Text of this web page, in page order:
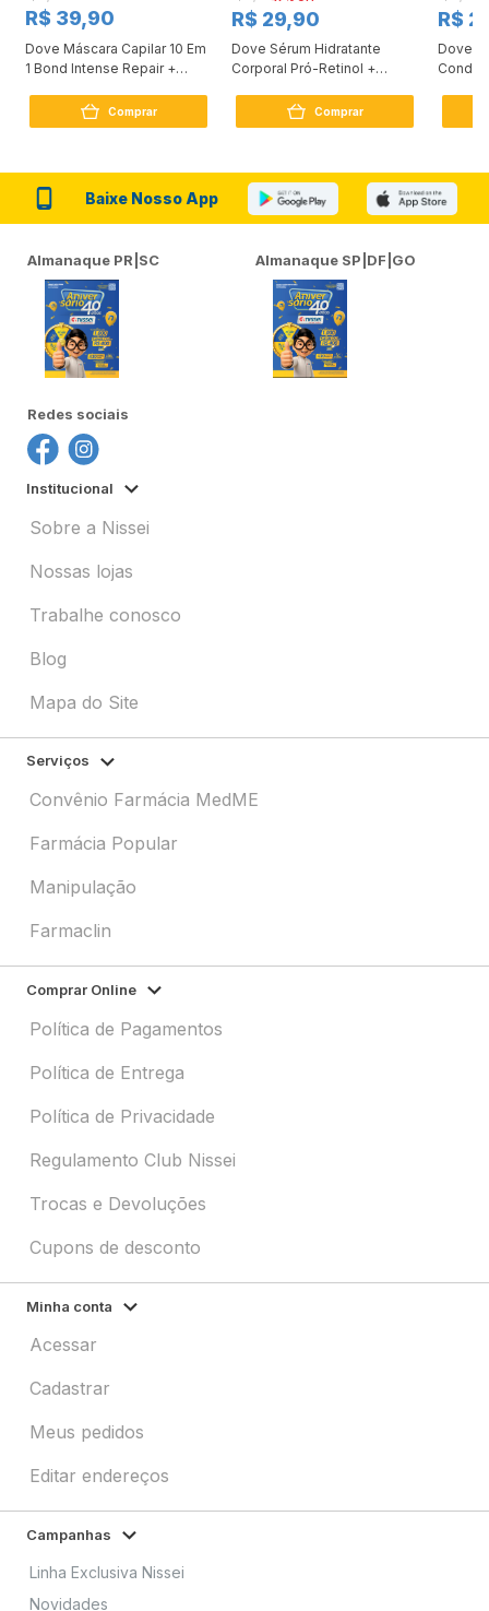
R$ 39,90
Dove Máscara Capilar 10 Em
1 Bond Intense Repair +
Comprar
R$ 29,90
Dove Sérum Hidratante
Corporal Pró-Retinol +
Comprar
R$
Dove
Baixe Nosso App
Almanaque PR|SC Almanaque SP|DF|GO
Redes sociais
Institucional
Sobre a Nissei
Nossas lojas
Trabalhe conosco
Blog
Mapa do Site
Serviços
Convênio Farmácia MedME
Farmácia Popular
Manipulação
Farmaclin
Comprar Online
Política de Pagamentos
Política de Entrega
Política de Privacidade
Regulamento Club Nissei
Trocas e Devoluções
Cupons de desconto
Minha conta
Acessar
Cadastrar
Meus pedidos
Editar endereços
Campanhas
Linha Exclusiva Nissei
Novidades